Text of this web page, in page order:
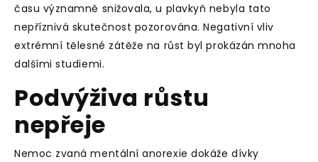
času významně snižovala, u plavkyň nebyla tato
nepříznivá skutečnost pozorována. Negativní vliv
extrémní tělesné zátěže na růst byl prokázán mnoha
dalšími studiemi.
Podvýživa růstu
nepřeje
Nemoc zvaná mentální anorexie dokáže dívky